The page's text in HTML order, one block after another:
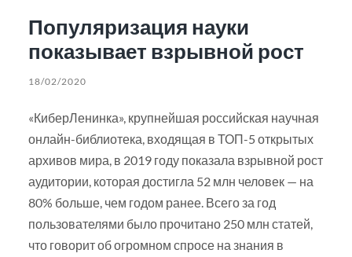
Популяризация науки
показывает взрывной рост
18/02/2020
«КиберЛенинка», крупнейшая российская научная
онлайн-библиотека, входящая в ТОП-5 открытых
архивов мира, в 2019 году показала взрывной рост
аудитории, которая достигла 52 млн человек — на
80% больше, чем годом ранее. Всего за год
пользователями было прочитано 250 млн статей,
что говорит об огромном спросе на знания в